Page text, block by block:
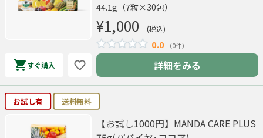
44.1g（7粒×30包）
¥1,000 (税込)
0.0 （0件）
すぐ購入 詳細をみる
お試し有 送料無料
【お試し1000円】MANDA CARE PLUS